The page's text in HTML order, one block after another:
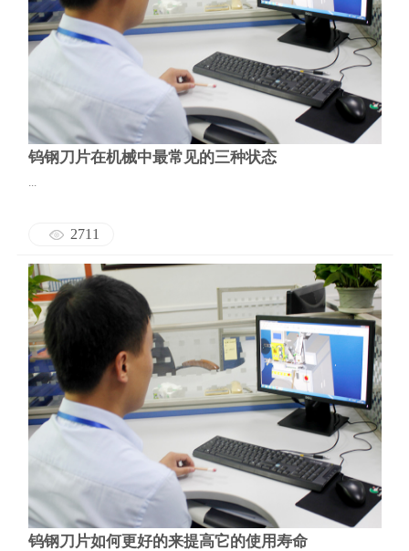
钨钢刀片在机械中最常见的三种状态
...
2711
钨钢刀片如何更好的来提高它的使用寿命